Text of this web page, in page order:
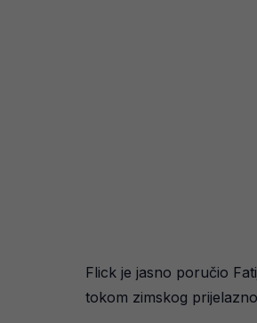
Flick je jasno poručio
tokom zimskog